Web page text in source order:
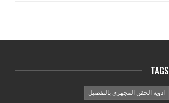
TAGS
ادوية الحقن المجهرى بالتفصيل